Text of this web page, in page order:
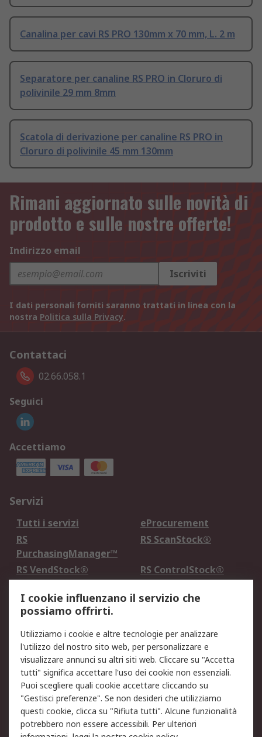
Canalina per cavi RS PRO 130mm x 70 mm, L. 2 m
Separatore per canaline RS PRO in Cloruro di
polivinile 29 mm 8mm
Scatola di derivazione per canaline RS PRO in
Cloruro di polivinile 45 mm 130mm
Rimani aggiornato sulle novità di
prodotto e sulle nostre offerte!
Indirizzo email
Iscriviti
I dati personali forniti saranno trattati in linea con la
nostra Politica sulla Privacy.
Contattaci
02.66.058.1
Seguici
Accettiamo
Servizi
Tutti i servizi
eProcurement
RS
PurchasingManager™
RS ScanStock®
RS VendStock®
RS ControlStock®
Legale
Informativa Cookie
Informativa Privacy -
Aggiornata
Email Security
Termini d'uso
Condizioni di vendita
Condizioni generali di
servizio
Etica e responsabilità
I cookie influenzano il servizio che
possiamo offrirti.
Utilizziamo i cookie e altre tecnologie per analizzare
l'utilizzo del nostro sito web, per personalizzare e
visualizzare annunci su altri siti web. Cliccare su "Accetta
tutti" significa accettare l'uso dei cookie non essenziali.
Puoi scegliere quali cookie accettare cliccando su
"Gestisci preferenze". Se non desideri che utilizziamo
questi cookie, clicca su "Rifiuta tutti". Alcune funzionalità
potrebbero non essere accessibili. Per ulteriori